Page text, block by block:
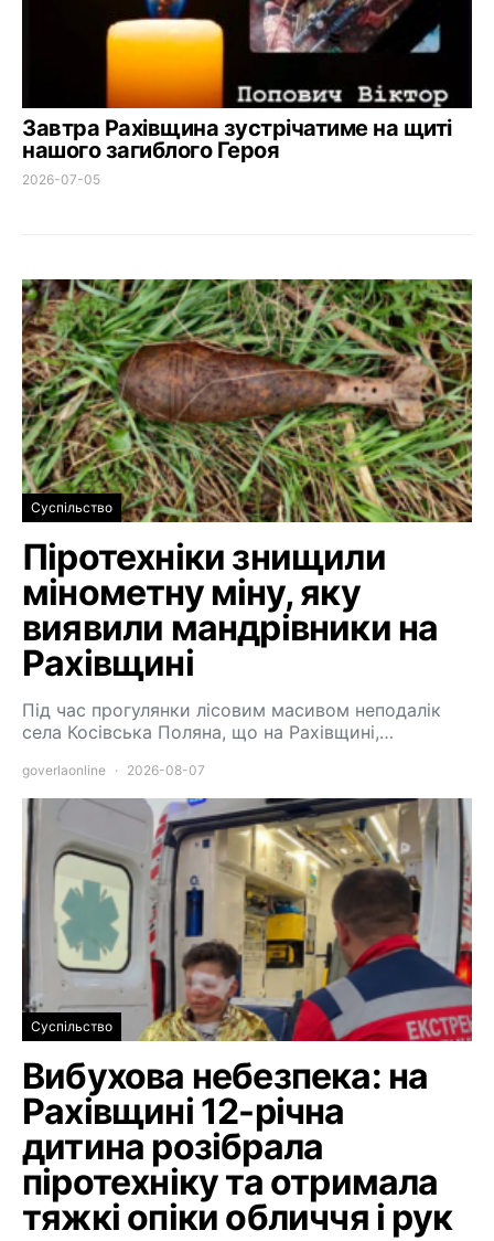
Завтра Рахівщина зустрічатиме на щиті
нашого загиблого Героя
2026-07-05
Суспільство
Піротехніки знищили
мінометну міну, яку
виявили мандрівники на
Рахівщині
Під час прогулянки лісовим масивом неподалік
села Косівська Поляна, що на Рахівщині,…
goverlaonline 2026-08-07
Суспільство
Вибухова небезпека: на
Рахівщині 12-річна
дитина розібрала
піротехніку та отримала
тяжкі опіки обличчя і рук